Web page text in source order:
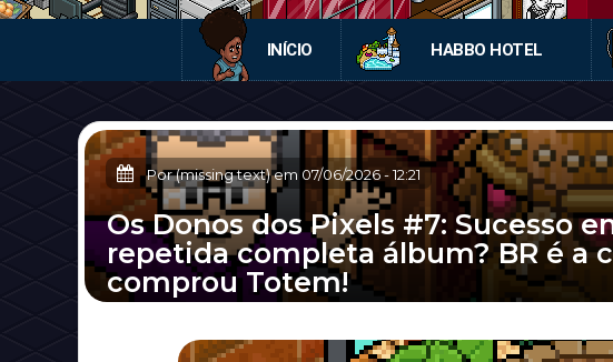
INÍCIO HABBO HOTEL
Por (missing text) em 07/06/2026-12:21
Os Donos dos Pixels #7: Sucesso
repetida completa álbum? BR é a
comprou Totem!
começo de junho: o Totem e a Caixa-Presente